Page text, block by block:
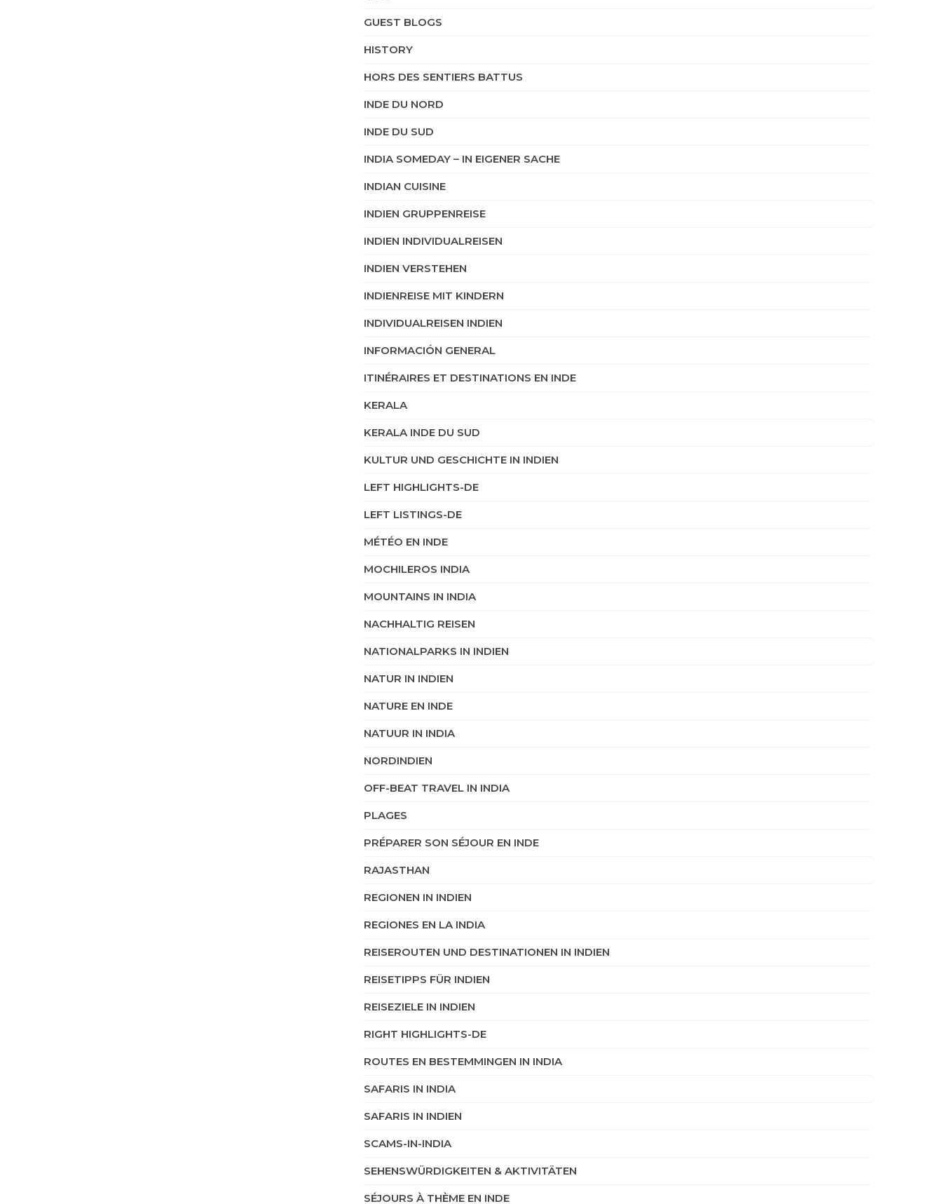
GUEST BLOGS
HISTORY
HORS DES SENTIERS BATTUS
INDE DU NORD
INDE DU SUD
INDIA SOMEDAY – IN EIGENER SACHE
INDIAN CUISINE
INDIEN GRUPPENREISE
INDIEN INDIVIDUALREISEN
INDIEN VERSTEHEN
INDIENREISE MIT KINDERN
INDIVIDUALREISEN INDIEN
INFORMACIÓN GENERAL
ITINÉRAIRES ET DESTINATIONS EN INDE
KERALA
KERALA INDE DU SUD
KULTUR UND GESCHICHTE IN INDIEN
LEFT HIGHLIGHTS-DE
LEFT LISTINGS-DE
MÉTÉO EN INDE
MOCHILEROS INDIA
MOUNTAINS IN INDIA
NACHHALTIG REISEN
NATIONALPARKS IN INDIEN
NATUR IN INDIEN
NATURE EN INDE
NATUUR IN INDIA
NORDINDIEN
OFF-BEAT TRAVEL IN INDIA
PLAGES
PRÉPARER SON SÉJOUR EN INDE
RAJASTHAN
REGIONEN IN INDIEN
REGIONES EN LA INDIA
REISEROUTEN UND DESTINATIONEN IN INDIEN
REISETIPPS FÜR INDIEN
REISEZIELE IN INDIEN
RIGHT HIGHLIGHTS-DE
ROUTES EN BESTEMMINGEN IN INDIA
SAFARIS IN INDIA
SAFARIS IN INDIEN
SCAMS-IN-INDIA
SEHENSWÜRDIGKEITEN & AKTIVITÄTEN
SÉJOURS À THÈME EN INDE